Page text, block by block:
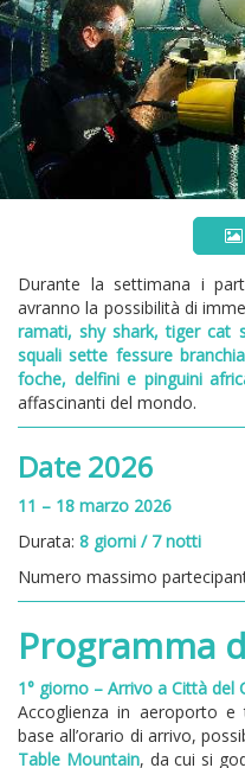
Durante la settimana i
avranno la possibilità di
ramati, shy shark, tiger cat
squali sette fessure
foche, delfini e pinguini
affascinanti del mondo.
Date 2026
11 – 18 marzo 2026
Durata: 8 giorni / 7 notti
Numero massimo
Programma
1° giorno – Arrivo a Città del
Accoglienza in aeroporto
base all’orario di arrivo,
Table Mountain, da cui si